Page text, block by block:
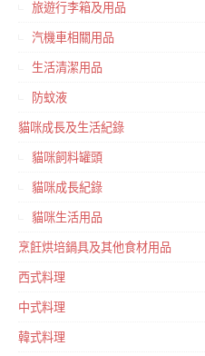
旅遊行李箱及用品
汽機車相關用品
生活清潔用品
防蚊液
貓咪成長及生活紀錄
貓咪飼料罐頭
貓咪成長紀錄
貓咪生活用品
烹飪烘培鍋具及其他食材用品
西式料理
中式料理
韓式料理